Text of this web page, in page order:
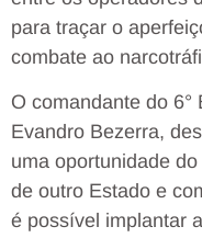
para traçar o
combate ao
O comandante do 6°
Evandro Bezerra,
uma oportunidade
de outro Estado e
é possível implantar